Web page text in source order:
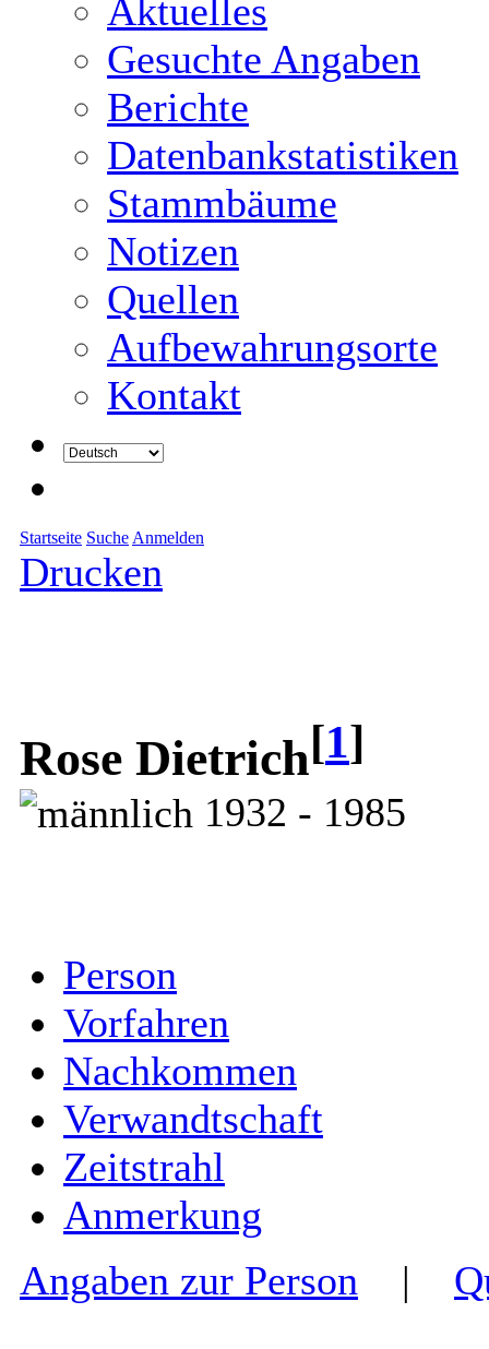
Aktuelles
Gesuchte Angaben
Berichte
Datenbankstatistiken
Stammbäume
Notizen
Quellen
Aufbewahrungsorte
Kontakt
Startseite Suche Anmelden
Drucken
Rose Dietrich[1]
1932 - 1985
Person
Vorfahren
Nachkommen
Verwandtschaft
Zeitstrahl
Anmerkung
Angaben zur Person |